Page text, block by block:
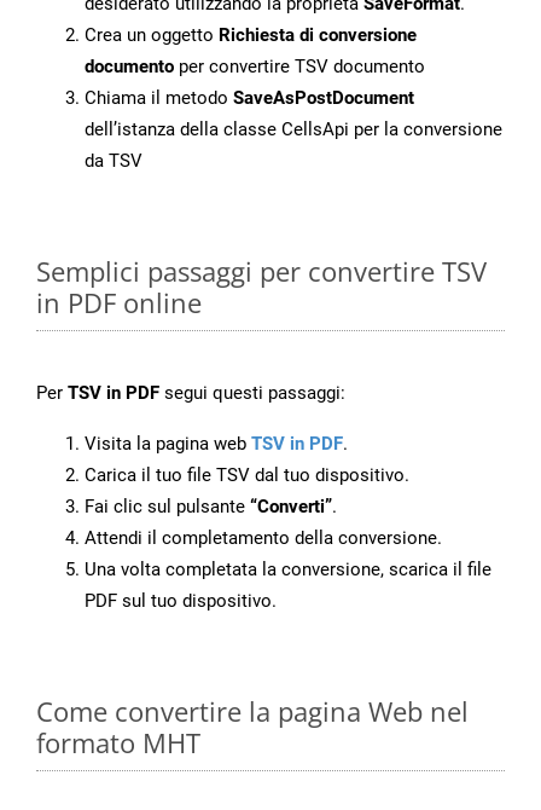
Crea un oggetto Richiesta di conversione
documento per convertire TSV documento
Chiama il metodo SaveAsPostDocument
dell’istanza della classe CellsApi per la conversione
da TSV
Semplici passaggi per convertire TSV
in PDF online
Per TSV in PDF segui questi passaggi:
Visita la pagina web TSV in PDF.
Carica il tuo file TSV dal tuo dispositivo.
Fai clic sul pulsante “Converti”.
Attendi il completamento della conversione.
Una volta completata la conversione, scarica il file
PDF sul tuo dispositivo.
Come convertire la pagina Web nel
formato MHT